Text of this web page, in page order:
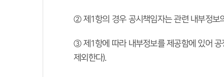
② 제1항의 경우 공시책임자는 관련 내부정보
③ 제1항에 따라 내부정보를 제공함에 있어 공
제외한다).